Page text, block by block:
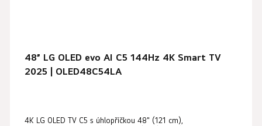
48” LG OLED evo AI C5 144Hz 4K Smart TV
2025 | OLED48C54LA
4K LG OLED TV C5 s úhlopříčkou 48" (121 cm),